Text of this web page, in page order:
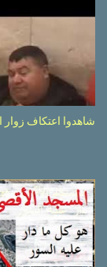
شاهدوا اعتكاف زوار